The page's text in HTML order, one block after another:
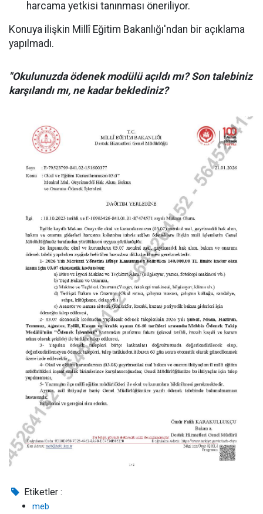
harcama yetkisi tanınması öneriliyor.
Konuya ilişkin Millî Eğitim Bakanlığı'ndan bir açıklama
yapılmadı.
"Okulunuzda ödenek modülü açıldı mı? Son talebiniz
karşılandı mı, ne kadar beklediniz?
Etiketler :
meb